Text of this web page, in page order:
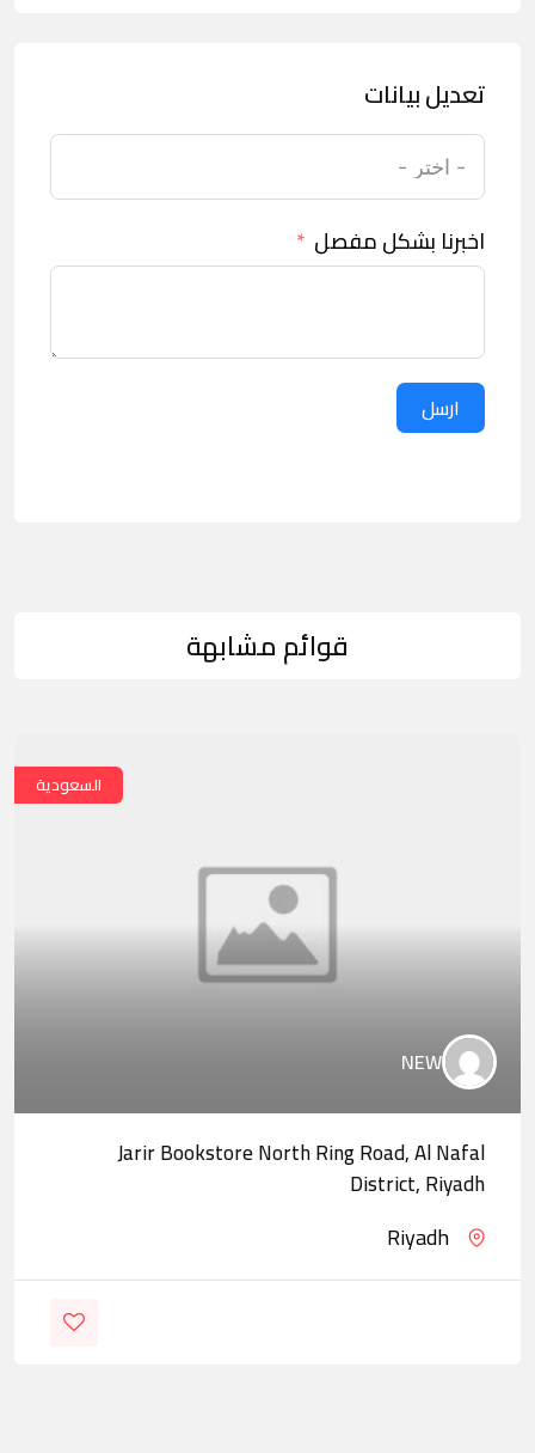
تعديل بيانات
اخبرنا بشكل مفصل
ارسل
قوائم مشابهة
السعودية
NEW
Jarir Bookstore North Ring Road, Al Nafal
District, Riyadh
Riyadh